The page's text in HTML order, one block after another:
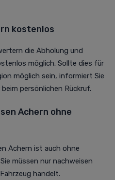
kostenlos
die Abholung und
möglich. Sollte dies für
möglich sein, informiert Sie
persönlichen Rückruf.
Achern ohne
Achern ist auch ohne
müssen nur nachweisen
handelt.